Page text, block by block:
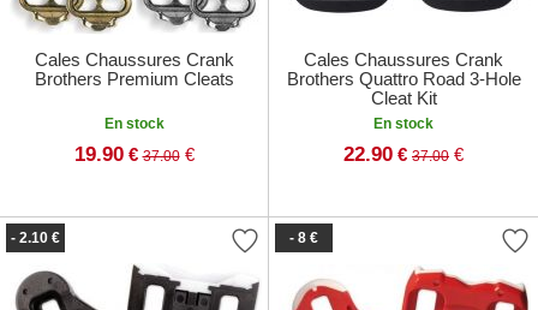
Cales Chaussures Crank
Brothers Premium Cleats
En stock
19.90 € 37.00€
Cales Chaussures Crank
Brothers Quattro Road 3-Hole
Cleat Kit
En stock
22.90 € 37.00 €
- 2.10 € - 8 €